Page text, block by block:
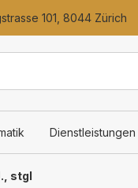
101, 8044 Zürich
Dienstleistungen
stgl